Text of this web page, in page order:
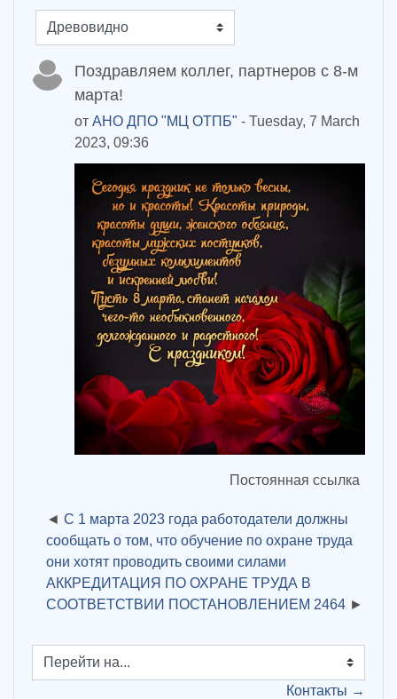
Режим отображения
Поздравляем коллег, партнеров с 8-м
марта!
от АНО ДПО "МЦ ОТПБ" - Tuesday, 7 March
2023, 09:36
Постоянная ссылка
С 1 марта 2023 года работодатели должны
сообщать о том, что обучение по охране труда
они хотят проводить своими силами
АККРЕДИТАЦИЯ ПО ОХРАНЕ ТРУДА В
СООТВЕТСТВИИ ПОСТАНОВЛЕНИЕМ 2464
Перейти на...
Контакты →